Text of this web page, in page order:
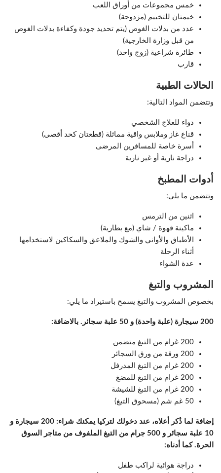
خمس مجموعات من أوراق اللعب
خيمتان للتخييم (مزدوجة)
عدد من بدلات الغوص (يتم تحديد جودة وكفاءة بدلات الغوص
من قبل وزارة الخارجية)
طائرة شراعية (زوج واحد)
قارب
الحالات الطبية
وتتضمن المواد التالية:
دواء للعلاج الشخصي
قناع غاز وملابس واقية مماثلة (قطعتان كحد أقصى)
أسرة خاصة للمسافرين المرضى
دراجة نارية أو غير نارية
أدوات المطبخ
وتتضمن ما يلي:
اثنين من الترمس
ماكينة قهوة / شاي (مع بطارية)
الأطباق والأواني والشوك والملاعق والسكاكين لاستخدامها
أثناء الرحلة
عدة الشواء
المشروب والتبغ
بخصوص المشروب والتبغ يسمح باستيراد ما يلي:
200 سيجارة (علبة واحدة) و 50 علبة سجائر. بالاضافة:
200 غرام من التبغ متضمن
200 ورقة من ورق السجائر
200 غرام من التبغ المدرفل
200 غرام من التبغ للمضغ
200 غرام من التبغ للشيشة
50 غم شم (مسحوق التبغ)
إضافة لما ذُكر أعلاه، عند دخولك لتركيا
يمكنك شراء: 200 سيجارة و
10 علبة سجائر و 500 جرام من التبغ الملفوف من متاجر السوق
الحرة. كما أدناه:
دراجة هوائية لراكب طفل